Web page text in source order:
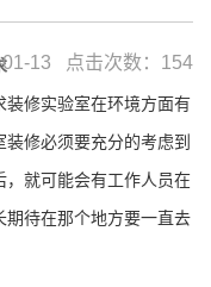
装修实验室在环境方面有
修必须要充分的考虑到
就可能会有工作人员在
期待在那个地方要一直去
13 点击次数：154